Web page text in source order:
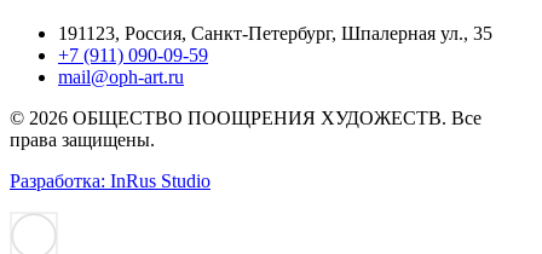
191123, Россия, Санкт-Петербург, Шпалерная ул., 35
+7 (911) 090-09-59
mail@oph-art.ru
© 2026 ОБЩЕСТВО ПООЩРЕНИЯ ХУДОЖЕСТВ. Все
права защищены.
Разработка: InRus Studio